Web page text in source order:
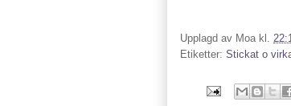
Upplagd av Moa kl.
Etiketter: Stickat o